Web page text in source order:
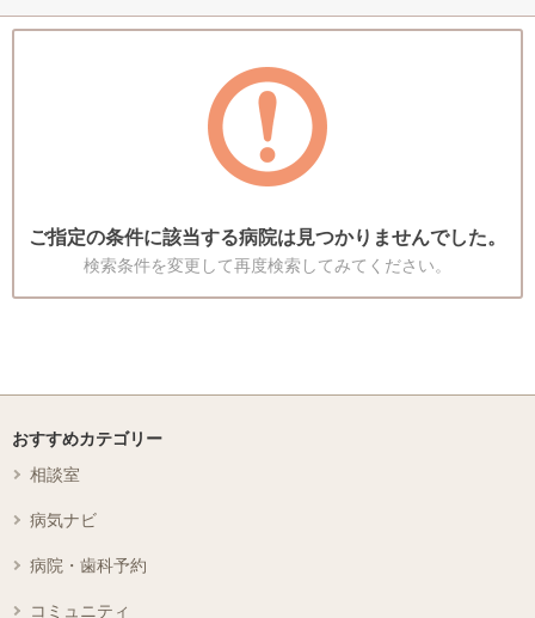
ご指定の条件に該当する病院は見つかりませんでした。
検索条件を変更して再度検索してみてください。
おすすめカテゴリー
相談室
病気ナビ
病院・歯科予約
コミュニティ